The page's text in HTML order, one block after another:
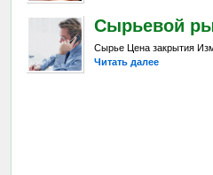
Сырьевой
Сырье Цена закрытия
Читать далее